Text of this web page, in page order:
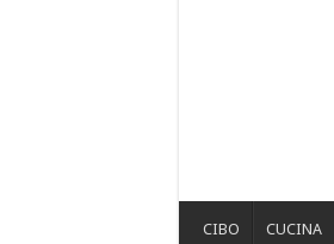
CIBO CUCINA